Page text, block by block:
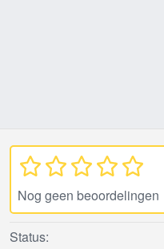
Nog geen beoordelingen
Status: